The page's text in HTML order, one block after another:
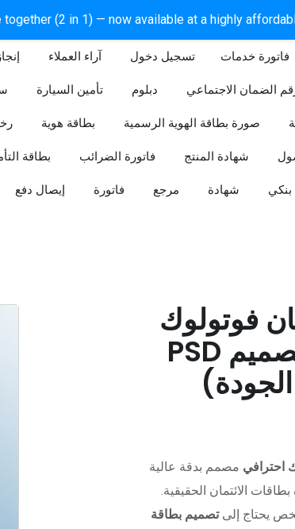
(2 in 1) — now available at a highly
آراء العملاء تسجيل دخول​ فاتورة خدمات
تأمين السيارة دبلوم الضمان الاجتماعي
بطاقة هوية صورة بطاقة الهوية الرسمية
بطاقة فاتورة الضرائب شهادة المنتج
إيصال دفع فاتورة مرجع شهادة
فوتولوك
PSD قابل للتعديل (تصميم
احترافي مصمم بدقة عالية (PSD)،
بطاقات الائتمان الحقيقية.
يحتاج إلىتصميم بطاقة